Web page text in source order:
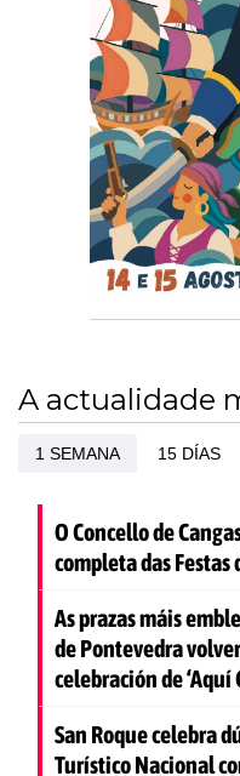
A actualidade
1 SEMANA 15 DÍAS
O Concello de
completa das Festas
As prazas máis
de Pontevedra
celebración de ‘Aquí
San Roque celebra
Turístico Nacional